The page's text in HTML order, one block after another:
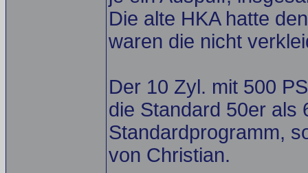
Die alte HKA hatte
waren die nicht
Der 10 Zyl. mit 500
die Standard 50er als
Standardprogramm,
von Christian.